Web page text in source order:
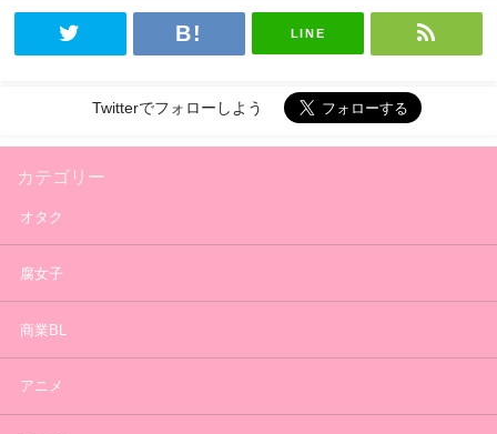
LINE
Twitterでフォローしよう
カテゴリー
オタク
腐女子
商業BL
アニメ